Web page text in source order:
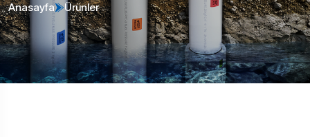
Anasayfa Ürünler